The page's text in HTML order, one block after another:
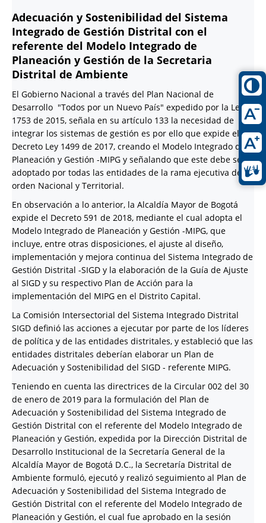
Adecuación y Sostenibilidad del Sistema
Integrado de Gestión Distrital con el
referente del Modelo Integrado de
Planeación y Gestión de la Secretaria
Distrital de Ambiente
El Gobierno Nacional a través del Plan Nacional de
Desarrollo "Todos por un Nuevo País" expedido por la Ley
1753 de 2015, señala en su artículo 133 la necesidad de
integrar los sistemas de gestión es por ello que expide el
Decreto Ley 1499 de 2017, creando el Modelo Integrado de
Planeación y Gestión -MIPG y señalando que este debe ser
adoptado por todas las entidades de la rama ejecutiva del
orden Nacional y Territorial.
En observación a lo anterior, la Alcaldía Mayor de Bogotá
expide el Decreto 591 de 2018, mediante el cual adopta el
Modelo Integrado de Planeación y Gestión -MIPG, que
incluye, entre otras disposiciones, el ajuste al diseño,
implementación y mejora continua del Sistema Integrado de
Gestión Distrital -SIGD y la elaboración de la Guía de Ajuste
al SIGD y su respectivo Plan de Acción para la
implementación del MIPG en el Distrito Capital.
La Comisión Intersectorial del Sistema Integrado Distrital
SIGD definió las acciones a ejecutar por parte de los líderes
de política y de las entidades distritales, y estableció que las
entidades distritales deberían elaborar un Plan de
Adecuación y Sostenibilidad del SIGD - referente MIPG.
Teniendo en cuenta las directrices de la Circular 002 del 30
de enero de 2019 para la formulación del Plan de
Adecuación y Sostenibilidad del Sistema Integrado de
Gestión Distrital con el referente del Modelo Integrado de
Planeación y Gestión, expedida por la Dirección Distrital de
Desarrollo Institucional de la Secretaría General de la
Alcaldía Mayor de Bogotá D.C., la Secretaría Distrital de
Ambiente formuló, ejecutó y realizó seguimiento al Plan de
Adecuación y Sostenibilidad del Sistema Integrado de
Gestión Distrital con el referente del Modelo Integrado de
Planeación y Gestión, el cual fue aprobado en la sesión